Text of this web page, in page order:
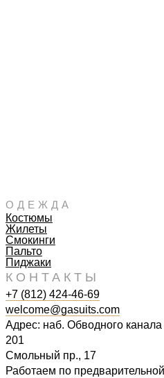
ОДЕЖДА
Костюмы
Жилеты
Смокинги
Пальто
Пиджаки
КОНТАКТЫ
+7 (812) 424-46-69
welcome@gasuits.com
Адрес: наб. Обводного
201
Смольный пр., 17
Работаем по предварительной